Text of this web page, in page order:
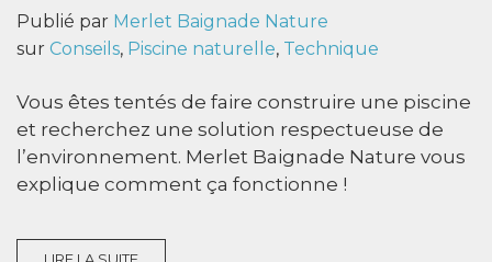
Publié par Merlet Baignade Nature
sur Conseils, Piscine naturelle, Technique
Vous êtes tentés de faire construire une piscine
et recherchez une solution respectueuse de
l’environnement. Merlet Baignade Nature vous
explique comment ça fonctionne !